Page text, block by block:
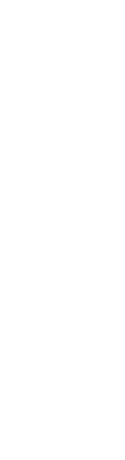
Kelna: Krenula